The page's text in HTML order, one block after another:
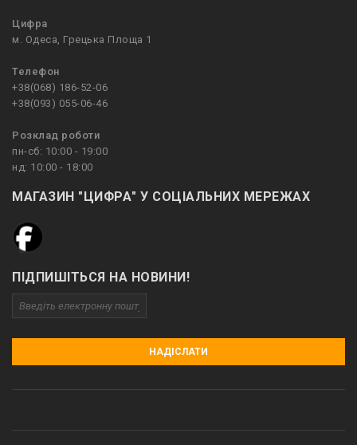
Цифра
м. Одеса, Грецька Площа 1
Телефон
+38(068) 186-52-06
+38(093) 055-06-46
Розклад роботи
пн-сб: 10:00 - 19:00
нд: 10:00 - 18:00
МАГАЗИН "ЦИФРА" У СОЦІАЛЬНИХ МЕРЕЖАХ
ПІДПИШІТЬСЯ НА НОВИНИ!
НАДІСЛАТИ